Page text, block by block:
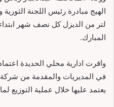
لتر من الديزل كل نصف شهر
المبارك.
واقرت ادارية محلي الحديدة
في المديريات والمقدمة من
يعتمد عليها خلال عملية التوزيع